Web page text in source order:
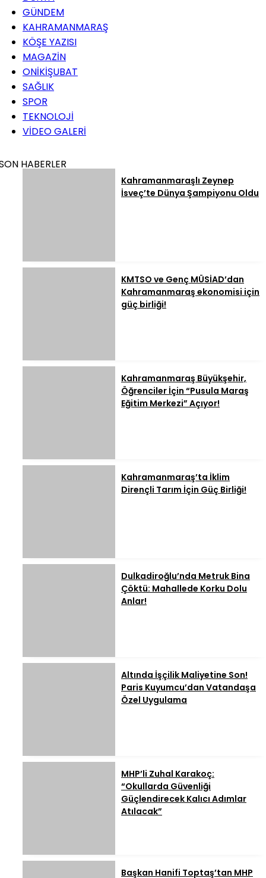
GÜNDEM
KAHRAMANMARAŞ
KÖŞE YAZISI
MAGAZİN
ONİKİŞUBAT
SAĞLIK
SPOR
TEKNOLOJİ
VİDEO GALERİ
HABERLER
Kahramanmaraşlı Zeynep
İsveç’te Dünya Şampiyonu Oldu
KMTSO ve Genç MÜSİAD’dan
Kahramanmaraş ekonomisi için
güç birliği!
Kahramanmaraş Büyükşehir,
Öğrenciler İçin “Pusula Maraş
Eğitim Merkezi” Açıyor!
Kahramanmaraş’ta İklim
Dirençli Tarım İçin Güç Birliği!
Dulkadiroğlu’nda Metruk Bina
Çöktü: Mahallede Korku Dolu
Anlar!
Altında İşçilik Maliyetine Son!
Paris Kuyumcu’dan Vatandaşa
Özel Uygulama
MHP’li Zuhal Karakoç:
“Okullarda Güvenliği
Güçlendirecek Kalıcı Adımlar
Atılacak”
Başkan Hanifi Toptaş’tan MHP